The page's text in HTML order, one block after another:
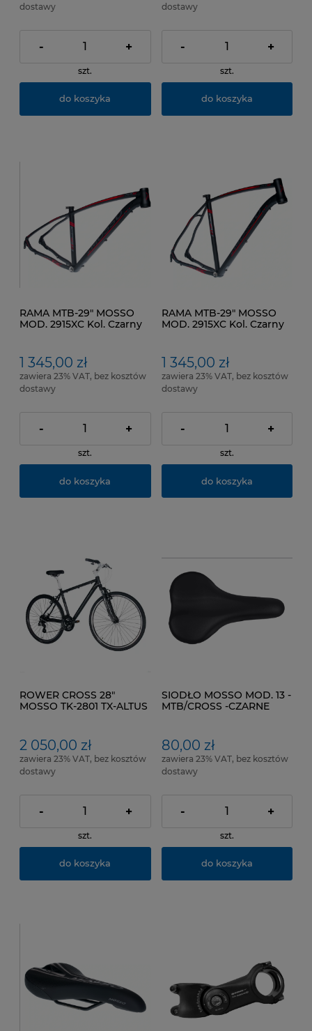
dostawy
- +
szt.
do koszyka
dostawy
- +
szt.
do koszyka
RAMA MTB-29" MOSSO
MOD. 2915XC Kol. Czarny
1 345,00 zł
zawiera 23% VAT, bez kosztów
dostawy
- +
szt.
do koszyka
RAMA MTB-29" MOSSO
MOD. 2915XC Kol. Czarny
1 345,00 zł
zawiera 23% VAT, bez kosztów
dostawy
- +
szt.
do koszyka
ROWER CROSS 28"
MOSSO TK-2801 TX-ALTUS
2 050,00 zł
zawiera 23% VAT, bez kosztów
dostawy
- +
szt.
do koszyka
SIODŁO MOSSO MOD. 13 -
MTB/CROSS -CZARNE
80,00 zł
zawiera 23% VAT, bez kosztów
dostawy
- +
szt.
do koszyka